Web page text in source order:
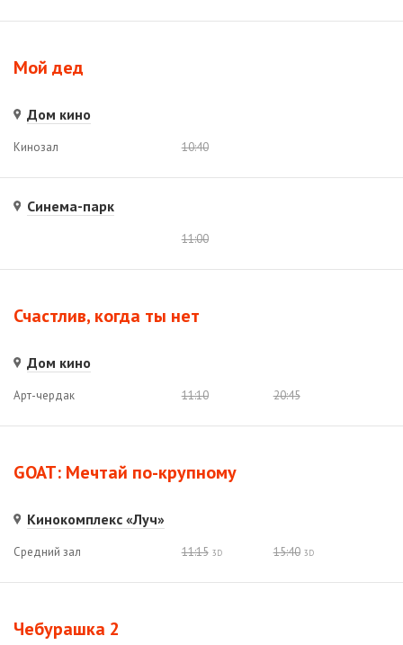
Мой дед
Дом кино
Кинозал 10:40
Синема-парк
11:00
Счастлив, когда ты нет
Дом кино
Арт-чердак 11:10 20:45
GOAT: Мечтай по-крупному
Кинокомплекс «Луч»
Средний зал 11:15 3D 15:40 3D
Чебурашка 2